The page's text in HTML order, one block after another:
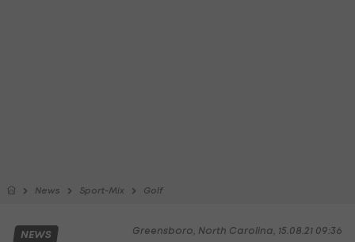
News Sport-Mix Golf
Greensboro, North Carolina, 15.08.21 09:36
NEWS